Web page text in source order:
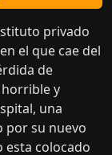
privado
el que cae del
de
y
una
por su nuevo
esta colocado